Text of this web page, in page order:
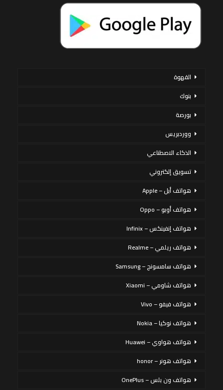
القهوة
بنوك
بورصة
ووردبريس
الذكاء الاصطناعي
تسويق إلكتروني
هواتف أبل – Apple
هواتف أوبو – Oppo
هواتف إنفينكس – Infinix
هواتف ريلمي – Realme
هواتف سامسونج – Samsung
هواتف شاومي – Xiaomi
هواتف فيفو – Vivo
هواتف نوكيا – Nokia
هواتف هواوي – Huawei
هواتف هونر – honor
هواتف ون بلس – OnePlus